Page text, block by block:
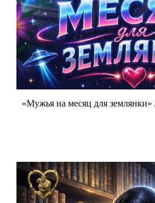
«Мужья на месяц для